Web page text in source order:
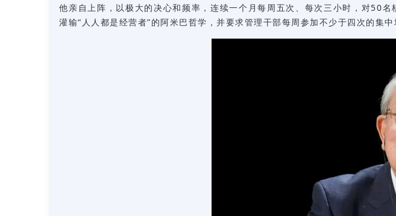
他亲自上阵，以极大的决心和频率，连续一个月每周五次、每次三小时，对50
灌输“人人都是经营者”的阿米巴哲学，并要求管理干部每周参加不少于四次的集